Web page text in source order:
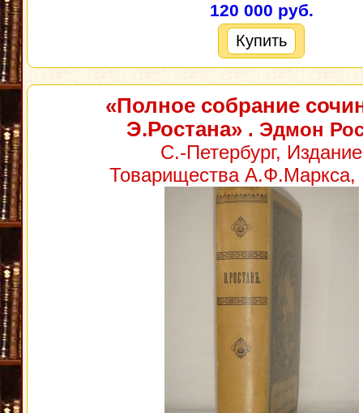
120 000 руб.
Купить
«Полное собрание
Э.Ростана». Эдмон
С.-Петербург, Издание
Товарищества А.Ф.Маркса,